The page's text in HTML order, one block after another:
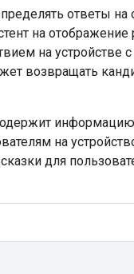
ответы
на
на
возвращать
информацию
на
для